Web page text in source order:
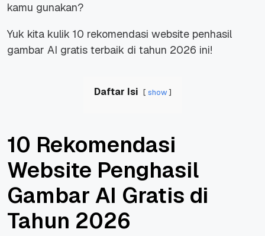
kamu gunakan?
Yuk kita kulik 10 rekomendasi website penhasil
gambar AI gratis terbaik di tahun 2026 ini!
Daftar Isi show
10 Rekomendasi
Website Penghasil
Gambar AI Gratis di
Tahun 2026